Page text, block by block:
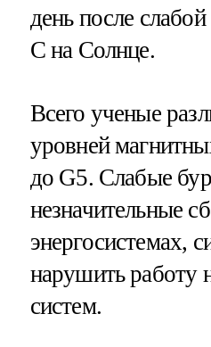
день после
С на Солнце.
Всего ученые
уровней
до G5. Слабые
незначительные
энергосистемах,
нарушить работу
систем.